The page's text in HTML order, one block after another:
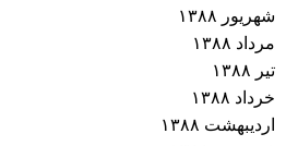
شهریور ۱۳۸۸
مرداد ۱۳۸۸
تیر ۱۳۸۸
خرداد ۱۳۸۸
اردیبهشت ۱۳۸۸